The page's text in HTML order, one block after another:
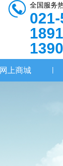
全国服务
网上商城